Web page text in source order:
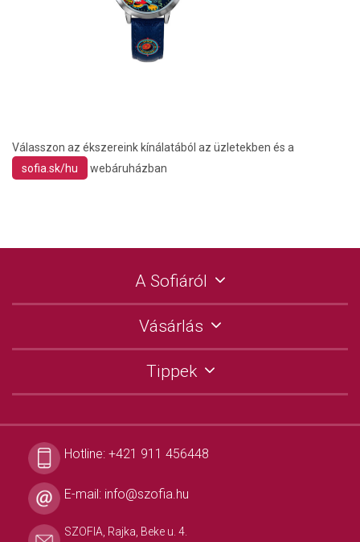
Válasszon az ékszereink kínálatából az üzletekben és a
sofia.sk/hu
webáruházban
A Sofiáról
Vásárlás
Tippek
Hotline: +421 911 456448
E-mail: info@szofia.hu
SZOFIA, Rajka, Beke u. 4.